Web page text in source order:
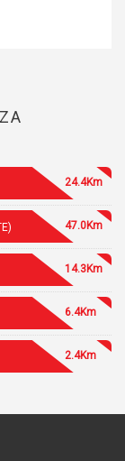
24.4Km
47.0Km
14.3Km
6.4Km
2.4Km